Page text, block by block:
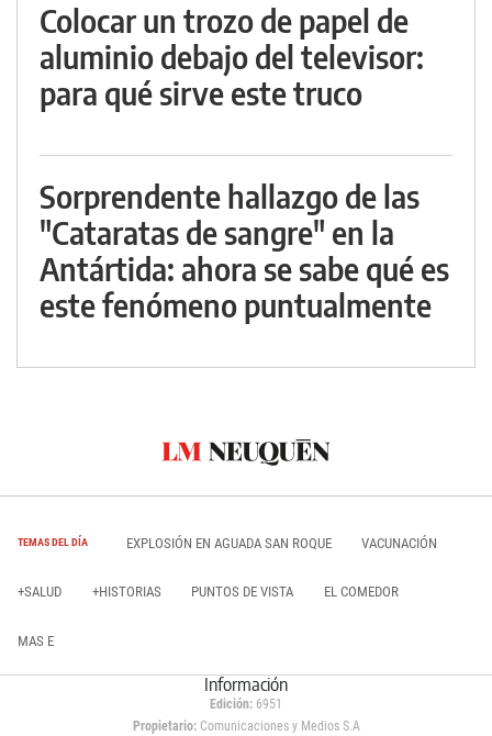
Colocar un trozo de papel de
aluminio debajo del televisor:
para qué sirve este truco
Sorprendente hallazgo de las
"Cataratas de sangre" en la
Antártida: ahora se sabe qué es
este fenómeno puntualmente
TEMAS DEL DÍA EXPLOSIÓN EN AGUADA SAN ROQUE VACUNACIÓN
+SALUD +HISTORIAS PUNTOS DE VISTA EL COMEDOR
MAS E
Información
Edición: 6951
Propietario:Comunicaciones y Medios S.A